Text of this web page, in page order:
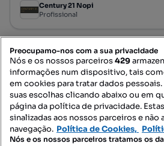
Century 21 Nopi
Profissional
Preocupamo-nos com a sua privacidade
Nós e os nossos parceiros429
informações num dispositivo, tais
em cookies para tratar dados
suas escolhas clicando abaixo ou em
página da política de privacidade.
sinalizadas aos nossos parceiros e não
navegação. Política de Cookies,
Nós e os nossos parceiros tratamos os